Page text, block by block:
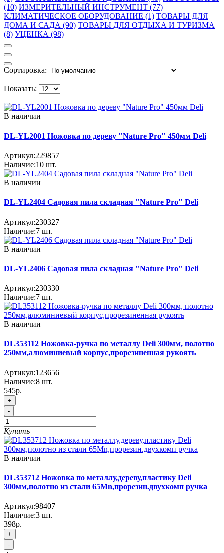
(10) ИЗМЕРИТЕЛЬНЫЙ ИНСТРУМЕНТ (77)
КЛИМАТИЧЕСКОЕ ОБОРУДОВАНИЕ (1) ТОВАРЫ ДЛЯ
ДОМА И САДА (90) ТОВАРЫ ДЛЯ ОТДЫХА И ТУРИЗМА
(8) УЦЕНКА (98)
Сортировка:
Показать:
В наличии
DL-YL2001 Ножовка по дереву "Nature Pro" 450мм Deli
Артикул:229857
Наличие:10 шт.
В наличии
DL-YL2404 Садовая пила складная "Nature Pro" Deli
Артикул:230327
Наличие:7 шт.
В наличии
DL-YL2406 Садовая пила складная "Nature Pro" Deli
Артикул:230330
Наличие:7 шт.
В наличии
DL353112 Ножовка-ручка по металлу Deli 300мм, полотно
250мм,алюминиевый корпус,прорезиненная рукоять
Артикул:123656
Наличие:8 шт.
545р.
+
-
Купить
В наличии
DL353712 Ножовка по металлу,дереву,пластику Deli
300мм,полотно из стали 65Mn,прорезин.двухкомп ручка
Артикул:98407
Наличие:3 шт.
398р.
+
-